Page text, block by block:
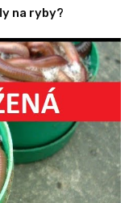
na ryby?